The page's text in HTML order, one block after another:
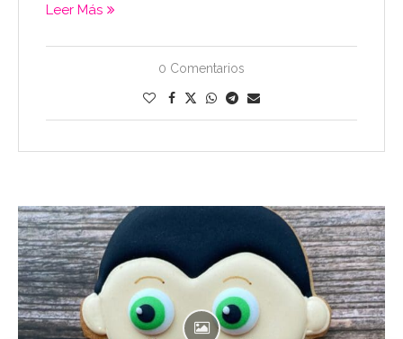
Leer Más
0 Comentarios